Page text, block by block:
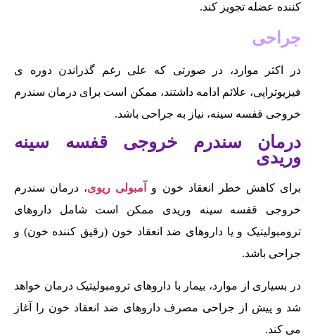
کننده عضله تجویز کند.
جراحی
در اکثر موارد، در صورتی که علی رغم گذراندن دوره ی
فیزیوتراپی، علائم ادامه داشتند، ممکن است برای درمان سندرم
خروجی قفسه سینه، نیاز به جراحی باشد.
درمان سندرم خروجی قفسه سینه
وریدی
برای کاهش خطر انعقاد خون و آمبولی ریوی، درمان سندرم
خروجی قفسه سینه وریدی ممکن است شامل داروهای
ترومبولیتیک و یا داروهای ضد انعقاد خون (رقیق کننده خون) و
جراحی باشد.
در بسیاری از موارد، بیمار با داروهای ترومبولیتیک درمان خواهد
شد و پیش از جراحی مصرف داروهای ضد انعقاد خون را آغاز
می کند.